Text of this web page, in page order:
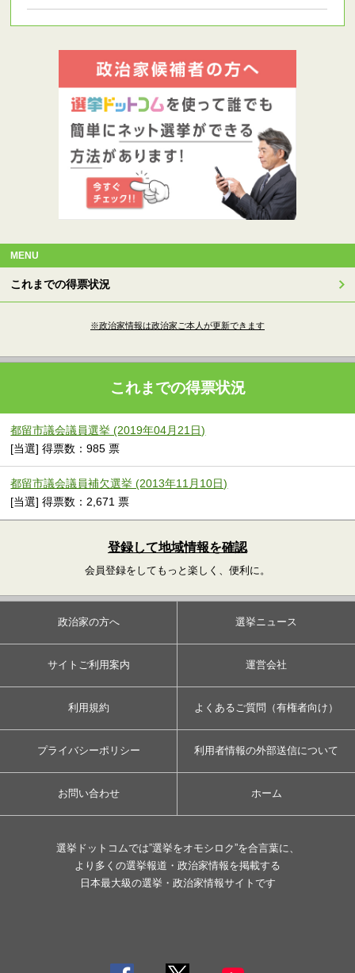
MENU
これまでの得票状況
※政治家情報は政治家ご本人が更新できます
これまでの得票状況
都留市議会議員選挙 (2019年04月21日)
[当選] 得票数：985 票
都留市議会議員補欠選挙 (2013年11月10日)
[当選] 得票数：2,671 票
登録して地域情報を確認
会員登録をしてもっと楽しく、便利に。
政治家の方へ 選挙ニュース
サイトご利用案内 運営会社
利用規約 よくあるご質問（有権者向け）
プライバシーポリシー 利用者情報の外部送信について
お問い合わせ ホーム
選挙ドットコムでは”選挙をオモシロク”を合言葉に、
より多くの選挙報道・政治家情報を掲載する
日本最大級の選挙・政治家情報サイトです